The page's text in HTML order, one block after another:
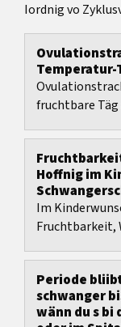
Iordnig vo
Temperatur-
fruchtbare
Hoffnig im
Im
Fruchtbarkeit,
Periode
schwanger
wänn du s bi